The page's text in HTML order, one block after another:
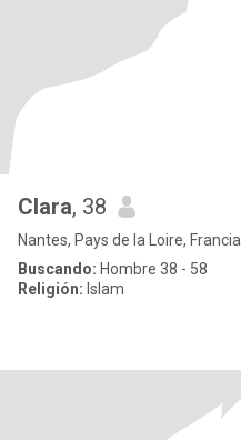
Clara, 38
Nantes, Pays de la Loire, Francia
Buscando: Hombre 38 - 58
Religión: Islam